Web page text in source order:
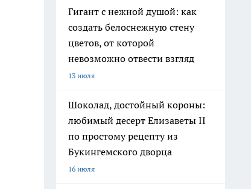
Гигант с нежной душой: как
создать белоснежную стену
цветов, от которой
невозможно отвести взгляд
13 июля
Шоколад, достойный короны:
любимый десерт Елизаветы II
по простому рецепту из
Букингемского дворца
16 июля